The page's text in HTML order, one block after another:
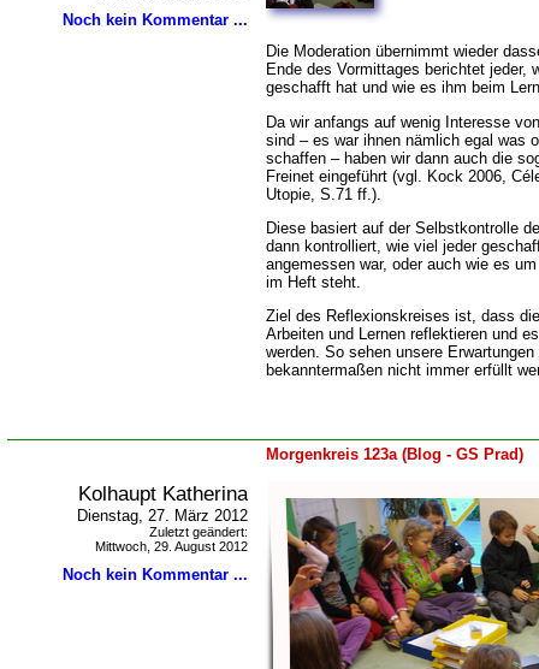
Noch kein Kommentar ...
Die Moderation übernimmt wieder
Ende des Vormittages berichtet jeder,
geschafft hat und wie es ihm beim
Da wir anfangs auf wenig Interesse
sind – es war ihnen nämlich egal was
schaffen – haben wir dann auch die
Freinet eingeführt (vgl. Kock 2006,
Utopie, S.71 ff.).
Diese basiert auf der Selbstkontrolle
dann kontrolliert, wie viel jeder
angemessen war, oder auch wie es
im Heft steht.
Ziel des Reflexionskreises ist, dass
Arbeiten und Lernen reflektieren und
werden. So sehen unsere
bekanntermaßen nicht immer erfüllt
Morgenkreis 123a (Blog - GS Prad)
Kolhaupt Katherina
Dienstag, 27. März 2012
Zuletzt geändert:
Mittwoch, 29. August 2012
Noch kein Kommentar ...